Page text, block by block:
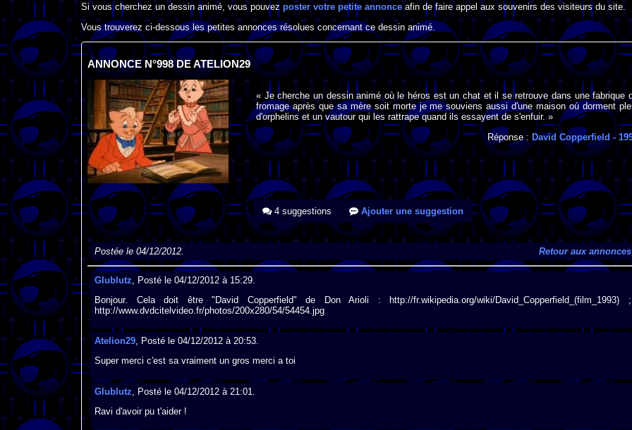
Si vous cherchez un dessin animé, vous pouvez poster votre petite annonce afin de faire appel aux souvenirs des visiteurs du site.
Vous trouverez ci-dessous les petites annonces résolues concernant ce dessin animé.
ANNONCE N°998 DE ATELION29
« Je cherche un dessin animé où le héros est un chat et il se retrouve dans une fabrique
fromage après que sa mère soit morte je me souviens aussi d'une maison où dorment
d'orphelins et un vautour qui les rattrape quand ils essayent de s'enfuir. »
Réponse :David Copperfield-
4 suggestions Ajouter une suggestion
Postée le 04/12/2012. Retour aux annonces
Glublutz , Posté le 04/12/2012 à 15:29.
Bonjour. Cela doit être "David Copperfield" de Don Arioli : http://fr.wikipedia.org/wiki/David_Copperfield_(film_1993) ;
http://www.dvdcitelvideo.fr/photos/200x280/54/54454.jpg
Atelion29, Posté le 04/12/2012 à 20:53.
Super merci c'est sa vraiment un gros merci a toi
Glublutz , Posté le 04/12/2012 à 21:01.
Ravi d'avoir pu t'aider !